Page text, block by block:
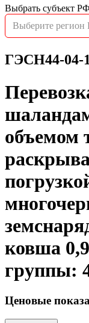
Выбрать субъект РФ
Выберите регион
ГЭСН44-04-
объемом
ковша
группы:
Ценовые